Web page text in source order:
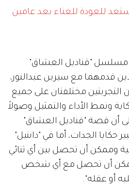
للعودة للغناء بعد عامين
مسلسل "قناديل العشاق"
قدمهما مع سيرين عبدالنور،
التجربتين مختلفتان على جميع
ونمط الأداء والتمثيل وصولاً
أن قصة "قناديل العشاق"
حكايا الجدات، أما في "دانتيل"
وممكن أن تحصل بين أي ثنائي
ممكن أن تحصل مع أي شخص
أو عقله".